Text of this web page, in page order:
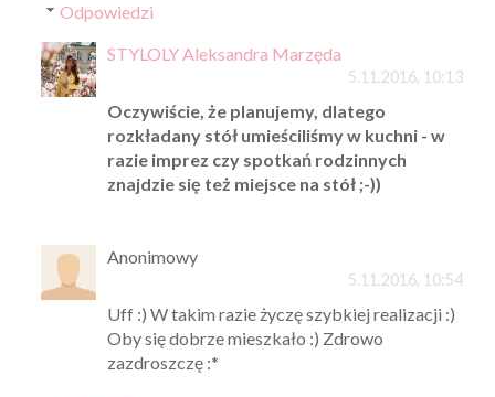
Odpowiedzi
STYLOLY Aleksandra Marzęda
5.11.2016, 10:13
Oczywiście, że planujemy, dlatego
rozkładany stół umieściliśmy w kuchni - w
razie imprez czy spotkań rodzinnych
znajdzie się też miejsce na stół ;-))
Anonimowy
5.11.2016, 10:54
Uff :) W takim razie życzę szybkiej realizacji :)
Oby się dobrze mieszkało :) Zdrowo
zazdroszczę :*